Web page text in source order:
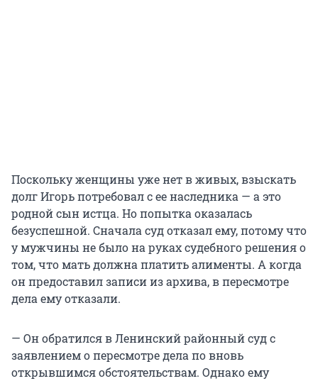
Поскольку женщины уже нет в живых, взыскать
долг Игорь потребовал с ее наследника — а это
родной сын истца. Но попытка оказалась
безуспешной. Сначала суд отказал ему, потому что
у мужчины не было на руках судебного решения о
том, что мать должна платить алименты. А когда
он предоставил записи из архива, в пересмотре
дела ему отказали.
— Он обратился в Ленинский районный суд с
заявлением о пересмотре дела по вновь
открывшимся обстоятельствам. Однако ему